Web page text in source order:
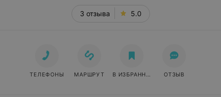
3 отзыва 5.0
ТЕЛЕФОНЫ МАРШРУТ В ИЗБРАННОЕ ОТЗЫВ